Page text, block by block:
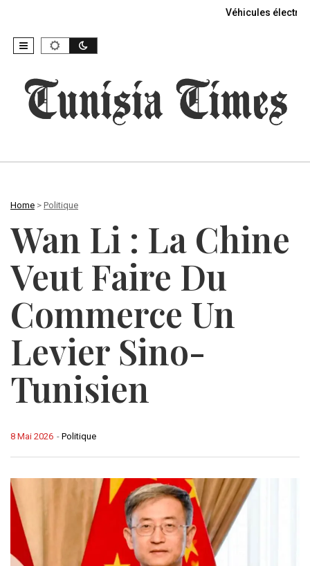
Véhicules
Home > Politique
Wan Li : La Chine
Veut Faire Du
Commerce Un
Levier Sino-
Tunisien
- Politique
8 Mai 2026